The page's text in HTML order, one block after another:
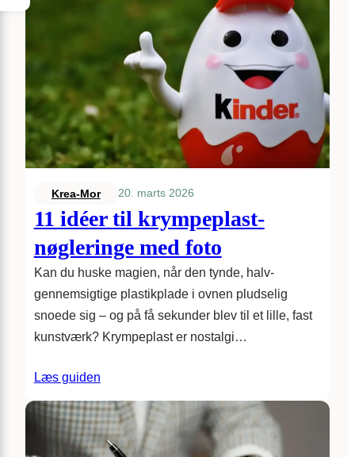
Krea-Mor 20. marts 2026
11 idéer til krympeplast-
nøgleringe med foto
Kan du huske magien, når den tynde, halv­
gennemsigtige plastik­­plade i ovnen pludselig
snoede sig – og på få sekunder blev til et lille, fast
kunstværk? Krympeplast er nostalgi…
Læs guiden